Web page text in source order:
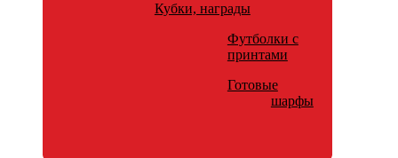
Кубки, награды
Футболки с
принтами
Готовые
шарфы